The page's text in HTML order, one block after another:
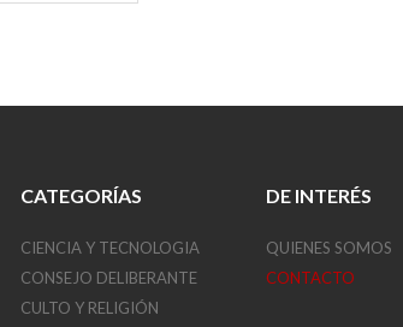
CATEGORÍAS
CIENCIA Y TECNOLOGIA
CONSEJO DELIBERANTE
CULTO Y RELIGIÓN
DE INTERÉS
QUIENES SOMOS
CONTACTO